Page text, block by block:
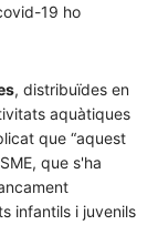
19 ho
, distribuïdes en
aquàtiques
que “aquest
que s'ha
infantils i juvenils